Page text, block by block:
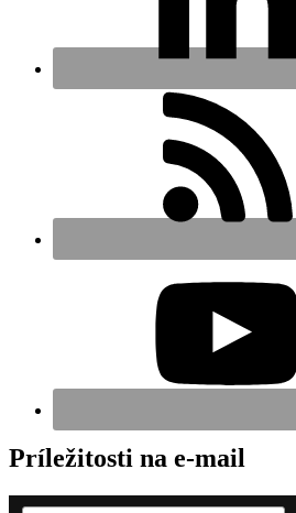
Príležitosti na e-mail